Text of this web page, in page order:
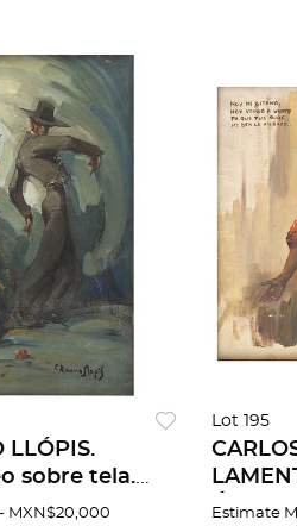
LLÓPIS.
sobre tela.
Llopis". 45.5 x
MXN$20,000
Lot 195
Óleo
Estimate